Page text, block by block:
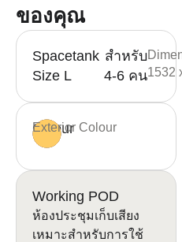
ของคุณ
Spacetank
Size L
สำหรับ
4-6 คน1532
Colour
Exterior Colour
Working POD
ห้องประชุมเก็บเสียง
เหมาะสำหรับการใช้